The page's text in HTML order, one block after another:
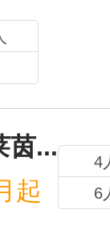
茵...
起
4
6